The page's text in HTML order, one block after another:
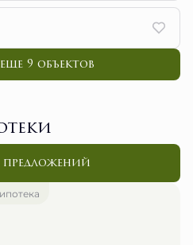
9 объектов
предложений